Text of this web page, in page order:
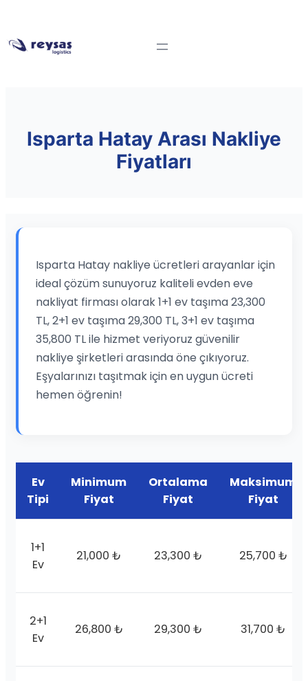
Isparta Hatay Arası Nakliye
Fiyatları
Isparta Hatay nakliye ücretleri arayanlar için
ideal çözüm sunuyoruz kaliteli evden eve
nakliyat firması olarak 1+1 ev taşıma 23,300
TL, 2+1 ev taşıma 29,300 TL, 3+1 ev taşıma
35,800 TL ile hizmet veriyoruz güvenilir
nakliye şirketleri arasında öne çıkıyoruz.
Eşyalarınızı taşıtmak için en uygun ücreti
hemen öğrenin!
Ev
Tipi
Minimum
Fiyat
Ortalama
Fiyat
Maksimum
Fiyat
1+1
Ev
21,000 ₺ 23,300 ₺ 25,700 ₺
2+1
Ev
26,800 ₺ 29,300 ₺ 31,700 ₺